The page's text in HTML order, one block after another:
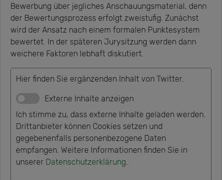
Bewerbung über jegliches Anschauungsmaterial, denn
der Bewertungsprozess erfolgt zweistufig. Zunächst
wird der Ansatz nach einem formalen Punktesystem
bewertet. In der späteren Jurysitzung werden dann
weichere Faktoren lebhaft diskutiert.
Hier finden Sie ergänzenden Inhalt von Twitter.
Externe Inhalte anzeigen
Ich stimme zu, dass externe Inhalte geladen werden.
Drittanbieter können Cookies setzen und
gegebenenfalls personenbezogene Daten
empfangen. Weitere Informationen finden Sie in
unserer Datenschutzerklärung.